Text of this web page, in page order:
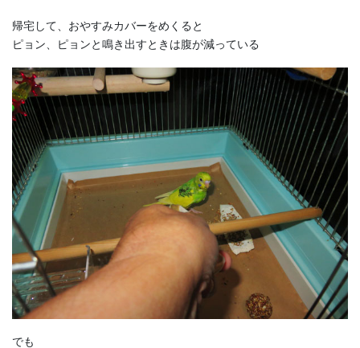
帰宅して、おやすみカバーをめくると
ピョン、ピョンと鳴き出すときは腹が減っている
でも